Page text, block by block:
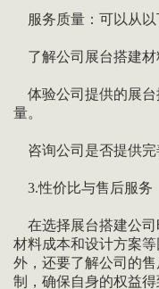
服务质量：可以从以
了解公司展台搭建材
体验公司提供的展台
量。
咨询公司是否提供完
3.性价比与售后服务
在选择展台搭建公司
材料成本和设计方案
外，还要了解公司的
制，确保自身的权益得